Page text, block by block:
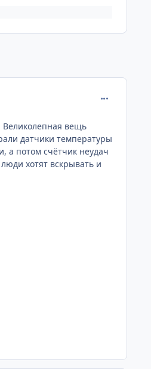
Великолепная вещь
датчики температуры
а потом счётчик неудач
хотят вскрывать и